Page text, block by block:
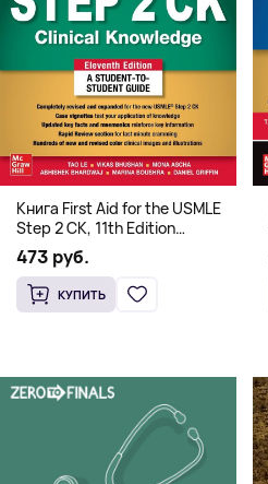
Книга First Aid for the USMLE
Step 2 CK, 11th Edition
(Мягкий переплет,
Английский язык)
473 руб.
КУПИТЬ